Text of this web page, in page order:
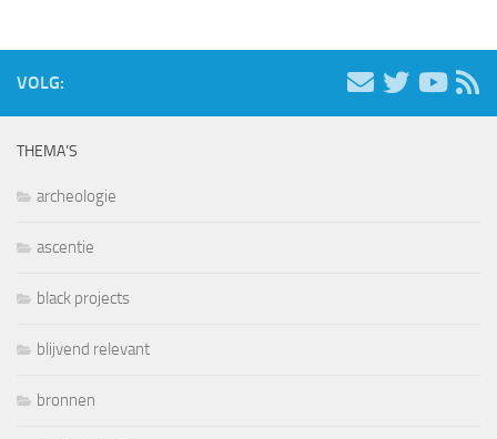
VOLG:
THEMA’S
archeologie
ascentie
black projects
blijvend relevant
bronnen